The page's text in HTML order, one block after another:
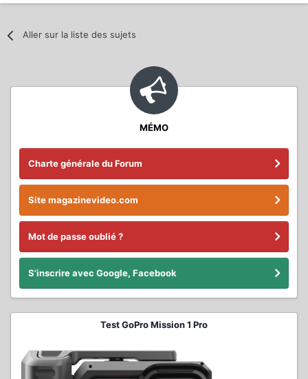
Aller sur la liste des sujets
MÉMO
Charte générale du Forum
Site magazinevideo.com
Mot de passe oublié ?
S'inscrire avec Google, Facebook
Test GoPro Mission 1 Pro